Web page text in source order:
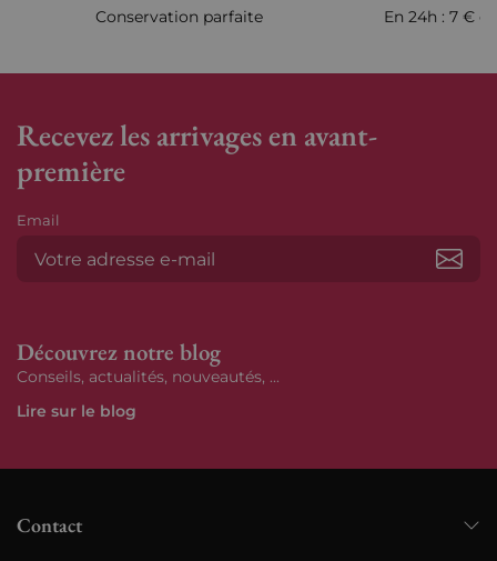
Conservation parfaite En 24h : 7 €
Recevez les arrivages en avant-
première
Email
Découvrez notre blog
Conseils, actualités, nouveautés, ...
Lire sur le blog
Contact